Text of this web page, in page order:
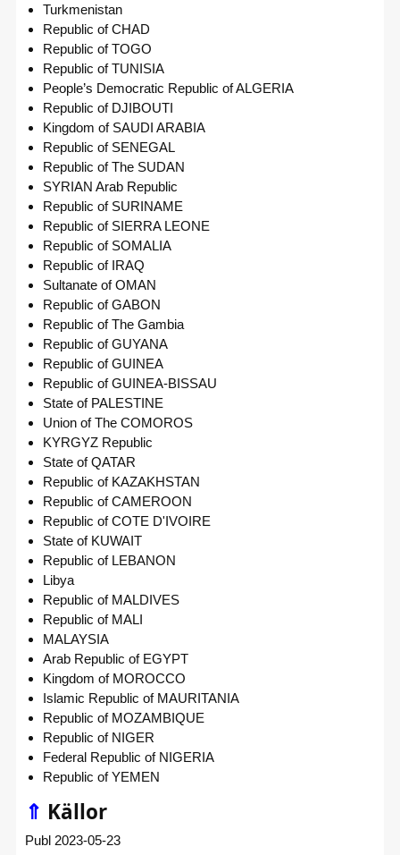
Turkmenistan
Republic of CHAD
Republic of TOGO
Republic of TUNISIA
People’s Democratic Republic of ALGERIA
Republic of DJIBOUTI
Kingdom of SAUDI ARABIA
Republic of SENEGAL
Republic of The SUDAN
SYRIAN Arab Republic
Republic of SURINAME
Republic of SIERRA LEONE
Republic of SOMALIA
Republic of IRAQ
Sultanate of OMAN
Republic of GABON
Republic of The Gambia
Republic of GUYANA
Republic of GUINEA
Republic of GUINEA-BISSAU
State of PALESTINE
Union of The COMOROS
KYRGYZ Republic
State of QATAR
Republic of KAZAKHSTAN
Republic of CAMEROON
Republic of COTE D'IVOIRE
State of KUWAIT
Republic of LEBANON
Libya
Republic of MALDIVES
Republic of MALI
MALAYSIA
Arab Republic of EGYPT
Kingdom of MOROCCO
Islamic Republic of MAURITANIA
Republic of MOZAMBIQUE
Republic of NIGER
Federal Republic of NIGERIA
Republic of YEMEN
⇑ Källor
Publ 2023-05-23